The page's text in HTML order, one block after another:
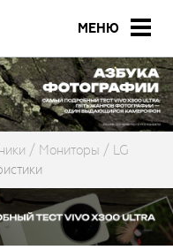
МЕНЮ
Мониторы
LG